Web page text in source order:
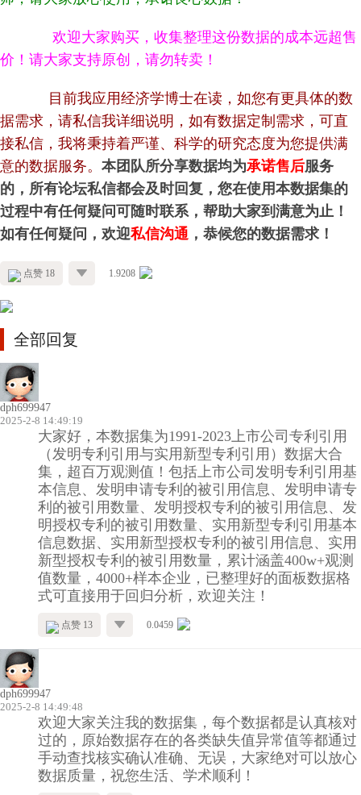
欢迎大家购买，收集整理这份数据的成本远超售
价！请大家支持原创，请勿转卖！
目前我应用经济学博士在读，如您有更具体的数
据需求，请私信我详细说明，如有数据定制需求，可直
接私信，我将秉持着严谨、科学的研究态度为您提供满
意的数据服务。 本团队所分享数据均为承诺售后服务
的，所有论坛私信都会及时回复，您在使用本数据集的
过程中有任何疑问可随时联系，帮助大家到满意为止！
如有任何疑问，欢迎私信沟通 ，恭候您的数据需求！
点赞 18 1.9208
全部回复
dph699947
2025-2-8 14:49:19
大家好，本数据集为1991-2023上市公司专利引用
（发明专利引用与实用新型专利引用）数据大合
集，超百万观测值！包括上市公司发明专利引用基
本信息、发明申请专利的被引用信息、发明申请专
利的被引用数量、发明授权专利的被引用信息、发
明授权专利的被引用数量、实用新型专利引用基本
信息数据、实用新型授权专利的被引用信息、实用
新型授权专利的被引用数量，累计涵盖400w+观测
值数量，4000+样本企业，已整理好的面板数据格
式可直接用于回归分析，欢迎关注！
点赞 13 0.0459
dph699947
2025-2-8 14:49:48
欢迎大家关注我的数据集，每个数据都是认真核对
过的，原始数据存在的各类缺失值异常值等都通过
手动查找核实确认准确、无误，大家绝对可以放心
数据质量，祝您生活、学术顺利！